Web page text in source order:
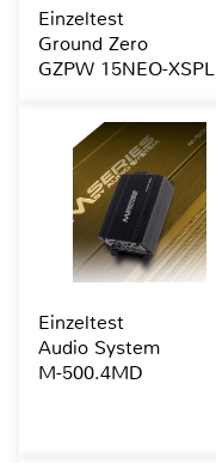
Einzeltest
Ground Zero
GZPW 15NEO-XSPL
Einzeltest
Audio System
M-500.4MD